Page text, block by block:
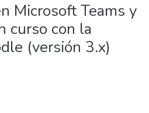
Microsoft Teams y
curso con la
(versión 3.x)